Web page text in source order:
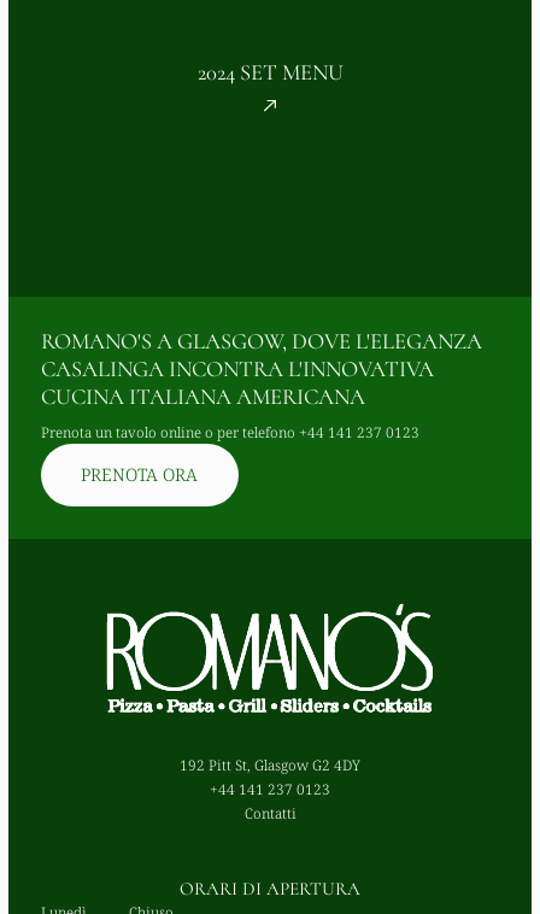
2024 SET MENU
ROMANO'S A GLASGOW, DOVE L'ELEGANZA
CASALINGA INCONTRA L'INNOVATIVA
CUCINA ITALIANA AMERICANA
Prenota un tavolo online o per telefono +44 141 237 0123
PRENOTA ORA
192 Pitt St, Glasgow G2 4DY
+44 141 237 0123
Contatti
ORARI DI APERTURA